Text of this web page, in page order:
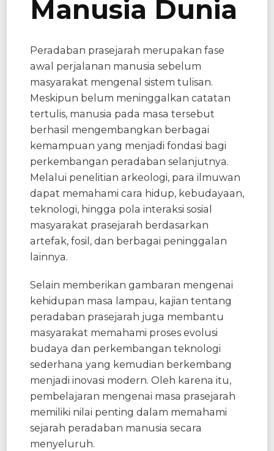
Manusia Dunia
Peradaban prasejarah merupakan fase
awal perjalanan manusia sebelum
masyarakat mengenal sistem tulisan.
Meskipun belum meninggalkan catatan
tertulis, manusia pada masa tersebut
berhasil mengembangkan berbagai
kemampuan yang menjadi fondasi bagi
perkembangan peradaban selanjutnya.
Melalui penelitian arkeologi, para ilmuwan
dapat memahami cara hidup, kebudayaan,
teknologi, hingga pola interaksi sosial
masyarakat prasejarah berdasarkan
artefak, fosil, dan berbagai peninggalan
lainnya.
Selain memberikan gambaran mengenai
kehidupan masa lampau, kajian tentang
peradaban prasejarah juga membantu
masyarakat memahami proses evolusi
budaya dan perkembangan teknologi
sederhana yang kemudian berkembang
menjadi inovasi modern. Oleh karena itu,
pembelajaran mengenai masa prasejarah
memiliki nilai penting dalam memahami
sejarah peradaban manusia secara
menyeluruh.